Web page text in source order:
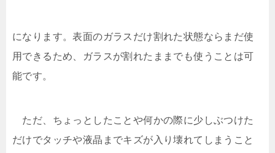
になります。表面のガラスだけ割れた状態ならまだ使
用できるため、ガラスが割れたままでも使うことは可
能です。
ただ、ちょっとしたことや何かの際に少しぶつけた
だけでタッチや液晶までキズが入り壊れてしまうこと